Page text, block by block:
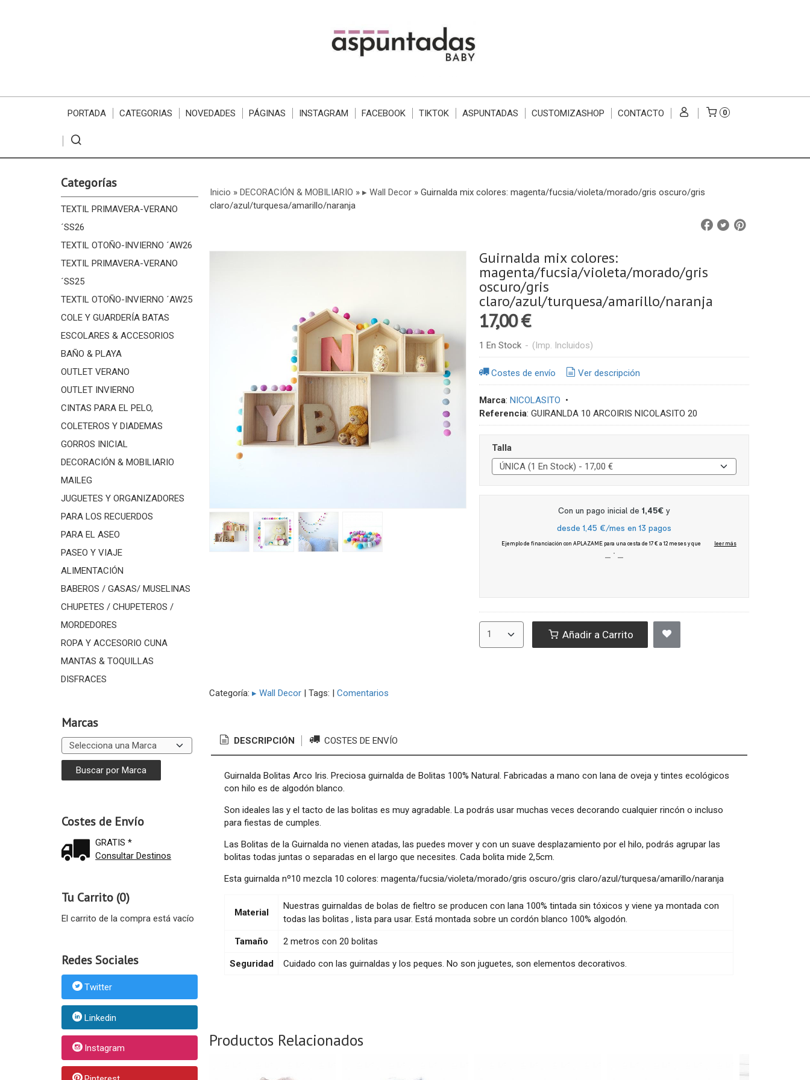
PORTADA CATEGORIAS NOVEDADES PÁGINAS INSTAGRAM FACEBOOK TIKTOK ASPUNTADAS CUSTOMIZASHOP CONTACTO 0
Categorías
TEXTIL PRIMAVERA-VERANO
´SS26
TEXTIL OTOÑO-INVIERNO ´AW26
TEXTIL PRIMAVERA-VERANO
´SS25
TEXTIL OTOÑO-INVIERNO ´AW25
COLE Y GUARDERÍA BATAS
ESCOLARES & ACCESORIOS
BAÑO & PLAYA
OUTLET VERANO
OUTLET INVIERNO
CINTAS PARA EL PELO,
COLETEROS Y DIADEMAS
GORROS INICIAL
DECORACIÓN & MOBILIARIO
MAILEG
JUGUETES Y ORGANIZADORES
PARA LOS RECUERDOS
PARA EL ASEO
PASEO Y VIAJE
ALIMENTACIÓN
BABEROS / GASAS/ MUSELINAS
CHUPETES / CHUPETEROS /
MORDEDORES
ROPA Y ACCESORIO CUNA
MANTAS & TOQUILLAS
DISFRACES
Marcas
Costes de Envío
GRATIS *
Consultar Destinos
Tu Carrito (0)
El carrito de la compra está vacío
Redes Sociales
Twitter
Linkedin
Instagram
Inicio » DECORACIÓN & MOBILIARIO » ▸ Wall Decor» Guirnalda mix colores: magenta/fucsia/violeta/morado/gris oscuro/gris
claro/azul/turquesa/amarillo/naranja
Guirnalda mix colores:
magenta/fucsia/violeta/morado/gris
oscuro/gris
claro/azul/turquesa/amarillo/naranja
17,00 €
1 En Stock - (Imp. Incluidos)
Costes de envío Ver descripción
Marca: NICOLASITO •
Referencia: GUIRANLDA 10 ARCOIRIS NICOLASITO 20
Talla
Añadir a Carrito
Categoría: ▸ Wall Decor| Tags: | Comentarios
DESCRIPCIÓN COSTES DE ENVÍO
Guirnalda Bolitas Arco Iris. Preciosa guirnalda de Bolitas 100% Natural. Fabricadas a mano con lana de oveja y tintes ecológicos
con hilo es de algodón blanco.
Son ideales las y el tacto de las bolitas es muy agradable. La podrás usar muchas veces decorando cualquier rincón o incluso
para fiestas de cumples.
Las Bolitas de la Guirnalda no vienen atadas, las puedes mover y con un suave desplazamiento por el hilo, podrás agrupar las
bolitas todas juntas o separadas en el largo que necesites. Cada bolita mide 2,5cm.
Esta guirnalda nº10 mezcla 10 colores: magenta/fucsia/violeta/morado/gris oscuro/gris claro/azul/turquesa/amarillo/naranja
Material
Nuestras guirnaldas de bolas de fieltro se producen con lana 100% tintada sin tóxicos y viene ya montada con
todas las bolitas , lista para usar. Está montada sobre un cordón blanco 100% algodón.
Tamaño 2 metros con 20 bolitas
Seguridad Cuidado con las guirnaldas y los peques. No son juguetes, son elementos decorativos.
Productos Relacionados